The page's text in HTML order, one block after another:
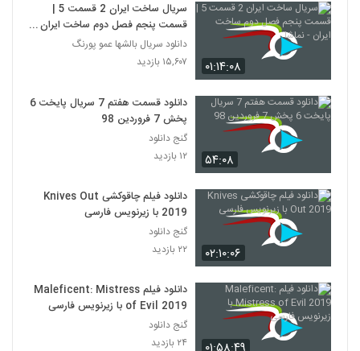
۰۱:۱۴:۰۸
سریال ساخت ایران 2 قسمت 5 |
قسمت پنجم فصل دوم ساخت ایران -
نماشا
دانلود سریال بالشها عمو پورنگ
۱۵,۶۰۷ بازدید
۵۴:۰۸
دانلود قسمت هفتم 7 سریال پایخت 6
پخش 7 فروردین 98
گنج دانلود
۱۲ بازدید
۰۲:۱۰:۰۶
دانلود فیلم چاقوکشی Knives Out
2019 با زیرنویس فارسی
گنج دانلود
۲۲ بازدید
دانلود فیلم Maleficent: Mistress
of Evil 2019 با زیرنویس فارسی
گنج دانلود
۲۴ بازدید